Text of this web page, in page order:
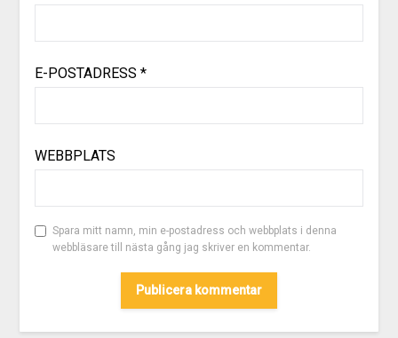
E-POSTADRESS *
WEBBPLATS
Spara mitt namn, min e-postadress och webbplats i denna
webbläsare till nästa gång jag skriver en kommentar.
ALTERNATIVE: